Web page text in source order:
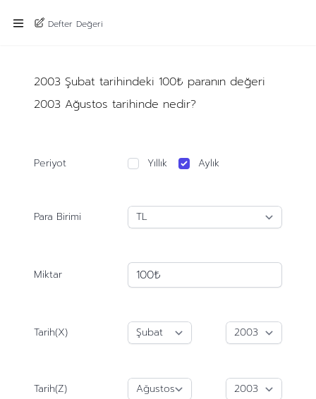
Defter Değeri
2003 Şubat tarihindeki 100₺ paranın değeri
2003 Ağustos tarihinde nedir?
Periyot Yıllık Aylık
Para Birimi
Miktar
Tarih(X)
Tarih(Z)